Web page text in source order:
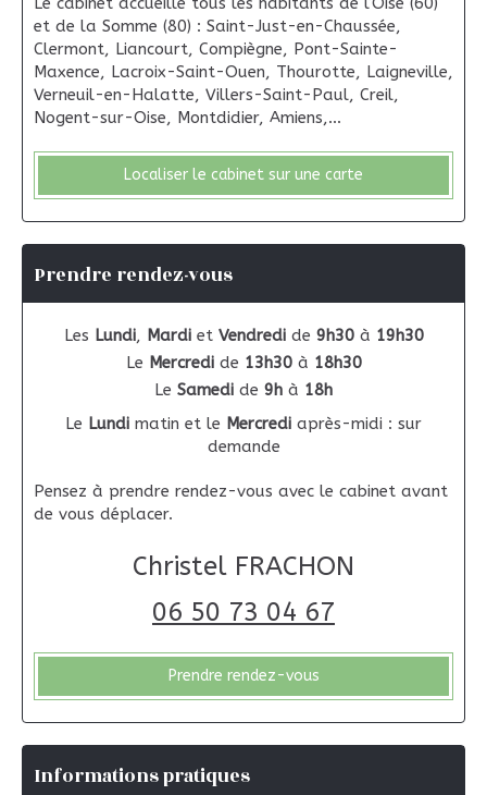
et de la Somme (80) : Saint-Just-en-Chaussée,
Clermont, Liancourt, Compiègne, Pont-Sainte-
Maxence, Lacroix-Saint-Ouen, Thourotte, Laigneville,
Verneuil-en-Halatte, Villers-Saint-Paul, Creil,
Nogent-sur-Oise, Montdidier, Amiens,...
Localiser le cabinet sur une carte
Prendre rendez-vous
Les Lundi, Mardiet Vendredide 9h30à 19h30
Le Mercredide 13h30à 18h30
Le Samedi de 9h à 18h
Le Lundi matin et le Mercredi après-midi : sur
demande
Pensez à prendre rendez-vous avec le cabinet avant
de vous déplacer.
Christel FRACHON
06 50 73 04 67
Prendre rendez-vous
Informations pratiques